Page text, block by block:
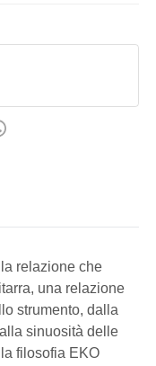
relazione che
una relazione
strumento, dalla
sinuosità delle
filosofia EKO